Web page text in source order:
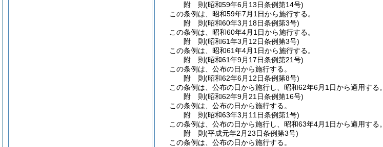
附 則(昭和59年6月13日条例第14号)
この条例は、昭和59年7月1日から施行する。
附 則(昭和60年3月18日条例第3号)
この条例は、昭和60年4月1日から施行する。
附 則(昭和61年3月12日条例第3号)
この条例は、昭和61年4月1日から施行する。
附 則(昭和61年9月17日条例第21号)
この条例は、公布の日から施行する。
附 則(昭和62年6月12日条例第8号)
この条例は、公布の日から施行し、昭和62年6月1日から適用する。
附 則(昭和62年9月21日条例第16号)
この条例は、公布の日から施行する。
附 則(昭和63年3月11日条例第1号)
この条例は、公布の日から施行し、昭和63年4月1日から適用する。
附 則(平成元年2月23日条例第3号)
この条例は、公布の日から施行する。